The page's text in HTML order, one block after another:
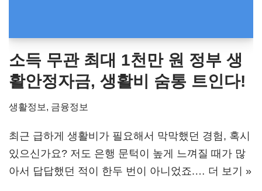
소득 무관 최대 1천만 원 정부 생
활안정자금, 생활비 숨통 트인다!
생활정보 , 금융정보
최근 급하게 생활비가 필요해서 막막했던 경험, 혹시
있으신가요? 저도 은행 문턱이 높게 느껴질 때가 많
아서 답답했던 적이 한두 번이 아니었죠.… 더 보기 »